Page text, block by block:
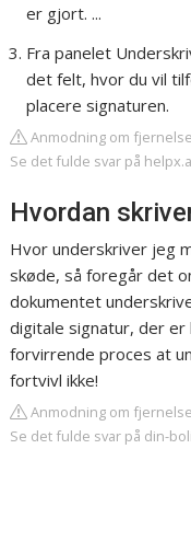
er gjort. ...
Fra panelet
det felt, hvor du vil
placere signaturen.
Anmodning om fjernelse
Se det fulde svar på
Hvordan
Hvor underskriver jeg
skøde, så foregår det
dokumentet
digitale signatur, der
forvirrende proces at
fortvivl ikke!
Anmodning om fjernelse
Se det fulde svar på din-